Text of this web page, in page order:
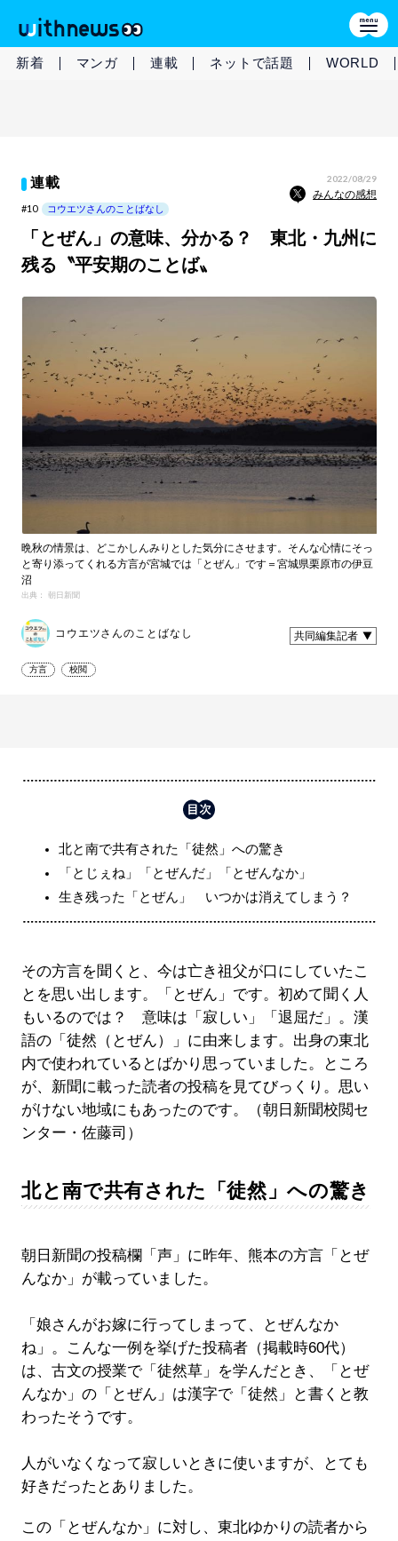
新着 マンガ 連載 ネットで話題 WORLD
連載 2022/08/29
みんなの感想
#10 コウエツさんのことばなし
「とぜん」の意味、分かる？ 東北・九州に
残る〝平安期のことば〟
晩秋の情景は、どこかしんみりとした気分にさせます。そんな心情にそっ
と寄り添ってくれる方言が宮城では「とぜん」です＝宮城県栗原市の伊豆
沼
出典： 朝日新聞
コウエツさんのことばなし 共同編集記者
方言 校閲
北と南で共有された「徒然」への驚き
「とじぇね」「とぜんだ」「とぜんなか」
生き残った「とぜん」 いつかは消えてしまう？
その方言を聞くと、今は亡き祖父が口にしていたこ
とを思い出します。「とぜん」です。初めて聞く人
もいるのでは？ 意味は「寂しい」「退屈だ」。漢
語の「徒然（とぜん）」に由来します。出身の東北
内で使われているとばかり思っていました。ところ
が、新聞に載った読者の投稿を見てびっくり。思い
がけない地域にもあったのです。（朝日新聞校閲セ
ンター・佐藤司）
北と南で共有された「徒然」への驚き
朝日新聞の投稿欄「声」に昨年、熊本の方言「とぜ
んなか」が載っていました。
「娘さんがお嫁に行ってしまって、とぜんなか
ね」。こんな一例を挙げた投稿者（掲載時60代）
は、古文の授業で「徒然草」を学んだとき、「とぜ
んなか」の「とぜん」は漢字で「徒然」と書くと教
わったそうです。
人がいなくなって寂しいときに使いますが、とても
好きだったとありました。
この「とぜんなか」に対し、東北ゆかりの読者から